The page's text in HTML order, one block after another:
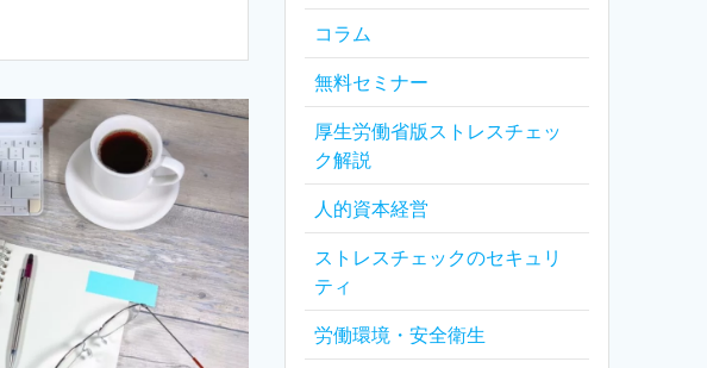
コラム
無料セミナー
厚生労働省版ストレスチェッ
ク解説
人的資本経営
ストレスチェックのセキュリ
ティ
労働環境・安全衛生